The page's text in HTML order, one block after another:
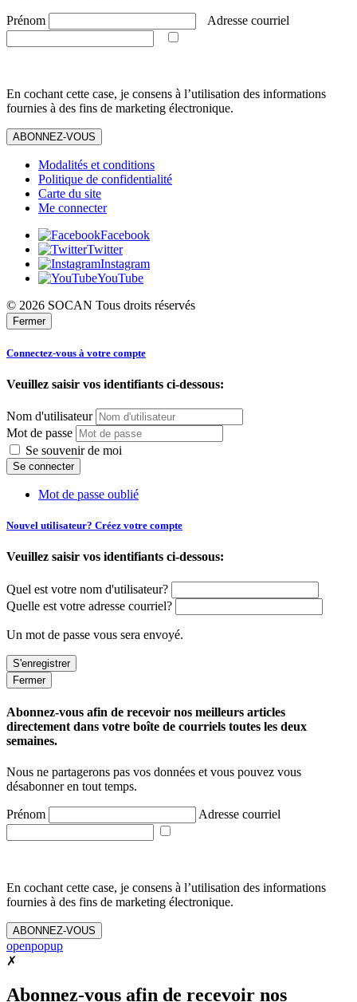
Prénom Adresse courriel
En cochant cette case, je consens à l’utilisation des informations
fournies à des fins de marketing électronique.
ABONNEZ-VOUS
Modalités et conditions
Politique de confidentialité
Carte du site
Me connecter
Facebook
Twitter
Instagram
YouTube
© 2026 SOCAN Tous droits réservés
Fermer
Connectez-vous à votre compte
Veuillez saisir vos identifiants ci-dessous:
Nom d'utilisateur
Mot de passe
Se souvenir de moi
Mot de passe oublié
Nouvel utilisateur? Créez votre compte
Veuillez saisir vos identifiants ci-dessous:
Quel est votre nom d'utilisateur?
Quelle est votre adresse courriel?
Un mot de passe vous sera envoyé.
Fermer
Abonnez-vous afin de recevoir nos meilleurs articles
directement dans votre boîte de courriels toutes les deux
semaines.
Nous ne partagerons pas vos données et vous pouvez vous
désabonner en tout temps.
Prénom Adresse courriel
En cochant cette case, je consens à l’utilisation des informations
fournies à des fins de marketing électronique.
ABONNEZ-VOUS
openpopup
✗
Abonnez-vous afin de recevoir nos